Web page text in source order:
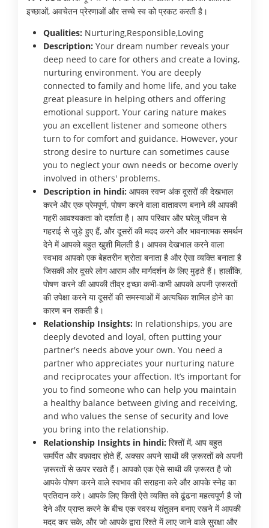
इच्छाओं, अवचेतन प्रेरणाओं और सच्चे स्व को प्रकट करती है।
Qualities: Nurturing,Responsible,Loving
Description: Your dream number reveals your
deep need to care for others and create a loving,
nurturing environment. You are deeply
connected to family and home life, and you take
great pleasure in helping others and offering
emotional support. Your caring nature makes
you an excellent listener and someone others
turn to for comfort and guidance. However, your
strong desire to nurture can sometimes cause
you to neglect your own needs or become overly
involved in others' problems.
Description in hindi: आपका स्वप्न अंक दूसरों की देखभाल
करने और एक प्रेमपूर्ण, पोषण करने वाला वातावरण बनाने की आपकी
गहरी आवश्यकता को दर्शाता है। आप परिवार और घरेलू जीवन से
गहराई से जुड़े हुए हैं, और दूसरों की मदद करने और भावनात्मक समर्थन
देने में आपको बहुत खुशी मिलती है। आपका देखभाल करने वाला
स्वभाव आपको एक बेहतरीन श्रोता बनाता है और ऐसा व्यक्ति बनाता है
जिसकी ओर दूसरे लोग आराम और मार्गदर्शन के लिए मुड़ते हैं। हालाँकि,
पोषण करने की आपकी तीव्र इच्छा कभी-कभी आपको अपनी ज़रूरतों
की उपेक्षा करने या दूसरों की समस्याओं में अत्यधिक शामिल होने का
कारण बन सकती है।
Relationship Insights: In relationships, you are
deeply devoted and loyal, often putting your
partner's needs above your own. You need a
partner who appreciates your nurturing nature
and reciprocates your affection. It’s important for
you to find someone who can help you maintain
a healthy balance between giving and receiving,
and who values the sense of security and love
you bring into the relationship.
Relationship Insights in hindi: रिश्तों में, आप बहुत
समर्पित और वफ़ादार होते हैं, अक्सर अपने साथी की ज़रूरतों को अपनी
ज़रूरतों से ऊपर रखते हैं। आपको एक ऐसे साथी की ज़रूरत है जो
आपके पोषण करने वाले स्वभाव की सराहना करे और आपके स्नेह का
प्रतिदान करे। आपके लिए किसी ऐसे व्यक्ति को ढूंढना महत्वपूर्ण है जो
देने और प्राप्त करने के बीच एक स्वस्थ संतुलन बनाए रखने में आपकी
मदद कर सके, और जो आपके द्वारा रिश्ते में लाए जाने वाले सुरक्षा और